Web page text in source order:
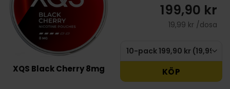
XQS Black Cherry 8mg
199,90 kr
19,99 kr /dosa
KÖP